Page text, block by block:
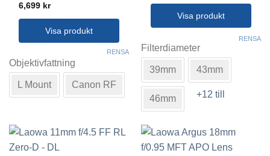
6,699 kr
Visa produkt
här
produkten
har
flera
De
olika
alternativen
Objektivfattning
L Mount Canon RF
RENSA
till
1,599 kr
Visa produkt
här
produkten
har
flera
varianter.
De
alternativen
kan
Filterdiameter
39mm 43mm
46mm +12 till
RENSA